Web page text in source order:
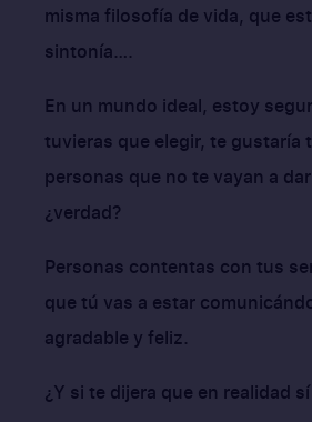
misma filosofía de vida, que
sintonía….
En un mundo ideal, estoy
tuvieras que elegir, te gustaría
personas que no te vayan a
¿verdad?
Personas contentas con tus
que tú vas a estar
agradable y feliz.
¿Y si te dijera que en realidad